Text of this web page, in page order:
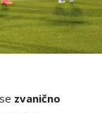
se zvanično